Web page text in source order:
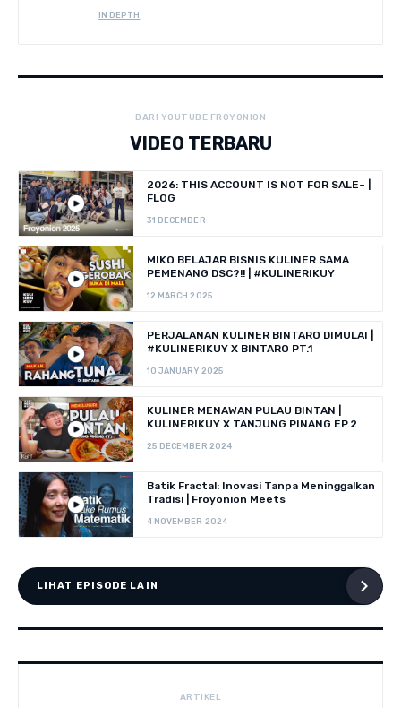
IN DEPTH
DARI YOUTUBE FROYONION
VIDEO TERBARU
2026: THIS ACCOUNT IS NOT FOR SALE~ |
FLOG
31 DECEMBER
MIKO BELAJAR BISNIS KULINER SAMA
PEMENANG DSC?!! | #KULINERIKUY
12 MARCH 2025
PERJALANAN KULINER BINTARO DIMULAI |
#KULINERIKUY X BINTARO PT.1
10 JANUARY 2025
KULINER MENAWAN PULAU BINTAN |
KULINERIKUY X TANJUNG PINANG EP.2
25 DECEMBER 2024
Batik Fractal: Inovasi Tanpa Meninggalkan
Tradisi | Froyonion Meets
4 NOVEMBER 2024
LIHAT EPISODE LAIN
ARTIKEL